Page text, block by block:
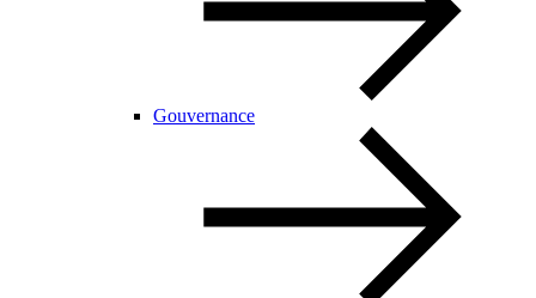
Gouvernance